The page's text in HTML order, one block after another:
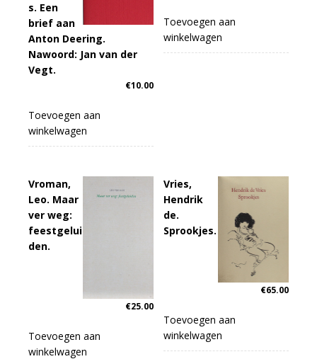
s. Een
brief aan
Anton Deering.
Nawoord: Jan van der
Vegt.
€10.00
Toevoegen aan
winkelwagen
Toevoegen aan
winkelwagen
Vroman,
Leo. Maar
ver weg:
feestgelui
den.
€25.00
Toevoegen aan
winkelwagen
Vries,
Hendrik
de.
Sprookjes.
€65.00
Toevoegen aan
winkelwagen